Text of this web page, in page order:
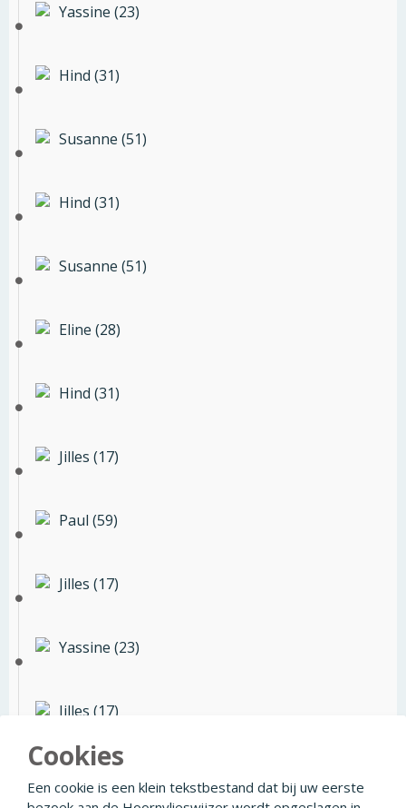
Yassine (23)
Hind (31)
Susanne (51)
Hind (31)
Susanne (51)
Eline (28)
Hind (31)
Jilles (17)
Paul (59)
Jilles (17)
Yassine (23)
Jilles (17)
Cookies
Een cookie is een klein tekstbestand dat bij uw eerste